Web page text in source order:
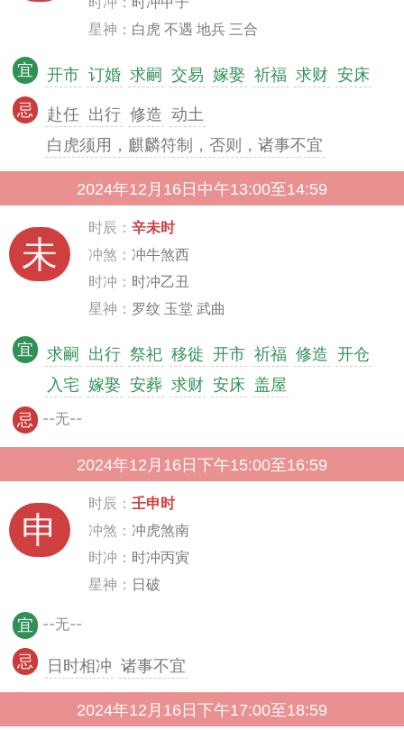
星神： 白虎 不遇 地兵 三合
宜 开市 订婚 求嗣 交易 嫁娶 祈福 求财 安床
忌 赴任 出行 修造 动土
白虎须用，麒麟符制，否则，诸事不宜
2024年12月16日中午13:00至14:59
未
时辰： 辛未时
冲煞： 冲牛煞西
时冲： 时冲乙丑
星神： 罗纹 玉堂 武曲
宜 求嗣 出行 祭祀 移徙 开市 祈福 修造 开仓
入宅 嫁娶 安葬 求财 安床 盖屋
忌 --无--
2024年12月16日下午15:00至16:59
申
时辰： 壬申时
冲煞： 冲虎煞南
时冲： 时冲丙寅
星神： 日破
宜 --无--
忌 日时相冲 诸事不宜
2024年12月16日下午17:00至18:59